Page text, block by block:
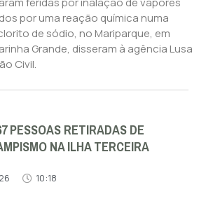
por uma reação química numa
de sódio, no Mariparque, em
Grande, disseram à agência Lusa
Civil.
PESSOAS RETIRADAS DE
NA ILHA TERCEIRA
10:18